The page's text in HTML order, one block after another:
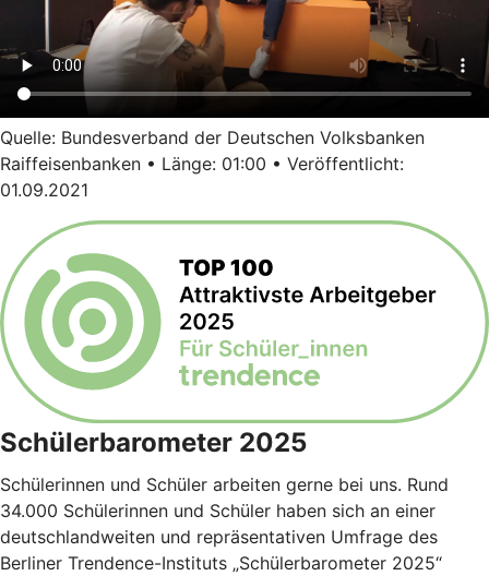
Quelle: Bundesverband der Deutschen Volksbanken
Raiffeisenbanken • Länge: 01:00 • Veröffentlicht:
01.09.2021
Schülerbarometer 2025
Schülerinnen und Schüler arbeiten gerne bei uns. Rund
34.000 Schülerinnen und Schüler haben sich an einer
deutschlandweiten und repräsentativen Umfrage des
Berliner Trendence-Instituts „Schülerbarometer 2025“